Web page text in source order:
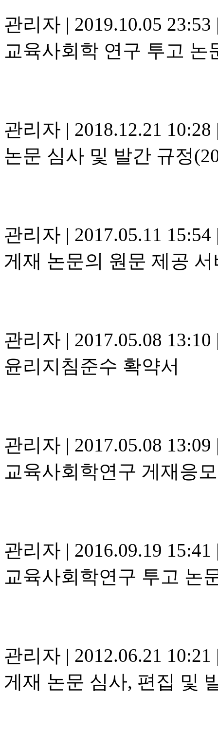
관리자 | 2019.10.05 23:53
교육사회학 연구 투고 논
관리자 | 2018.12.21 10:28
논문 심사 및 발간 규정
관리자 | 2017.05.11 15:54
게재 논문의 원문 제공
관리자 | 2017.05.08 13:10
윤리지침준수 확약서
관리자 | 2017.05.08 13:09
교육사회학연구 게재응
관리자 | 2016.09.19 15:41
교육사회학연구 투고 논
관리자 | 2012.06.21 10:21
게재 논문 심사, 편집 및